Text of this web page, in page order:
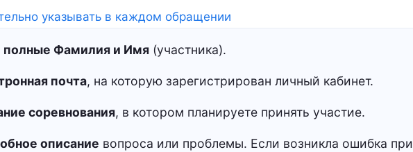
указывать в каждом обращении
полные Фамилия и Имя (участника).
почта, на которую зарегистрирован личный кабинет.
соревнования, в котором планируете принять участие.
описание вопроса или проблемы. Если возникла ошибка при